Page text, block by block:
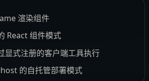
渲染组件
React 组件模式
显式注册的客户端工具执行
的自托管部署模式